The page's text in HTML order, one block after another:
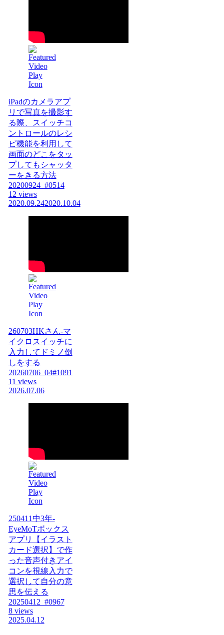
iPadのカメラアプ
リで写真を撮影す
る際、スイッチコ
ントロールのレシ
ピ機能を利用して
画面のどこをタッ
プしてもシャッタ
ーをきる方法
20200924_#0514
12 views
2020.09.242020.10.04
260703HKさん-マ
イクロスイッチに
入力してドミノ倒
しをする
20260706_04#1091
11 views
2026.07.06
250411中3年-
EyeMoTボックス
アプリ【イラスト
カード選択】で作
った音声付きアイ
コンを視線入力で
選択して自分の意
思を伝える
20250412_#0967
8 views
2025.04.12